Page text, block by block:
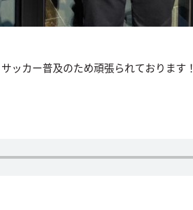
ッカー普及のため頑張られております！